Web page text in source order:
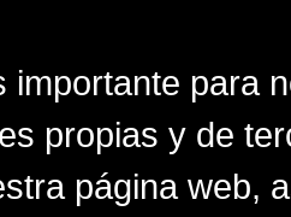
importante para
propias y de
página web,